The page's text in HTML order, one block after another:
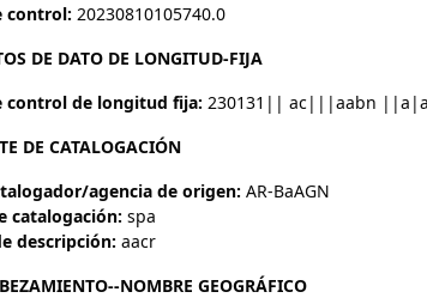
control: 20230810105740.0
DE DATO DE LONGITUD-FIJA
control de longitud fija: 230131|| ac|||aabn
DE CATALOGACIÓN
agencia de origen: AR-BaAGN
catalogación: spa
descripción: aacr
NOMBRE GEOGRÁFICO